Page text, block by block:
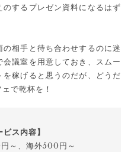
するプレゼン資料になるはず
相手と待ち合わせするのに迷
議室を用意しておき、スムー
稼げると思うのだが、どうだ
で乾杯を！
ス内容】
～、海外500円～